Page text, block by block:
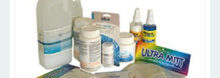
IN DEN WARENKORB / DETAILS